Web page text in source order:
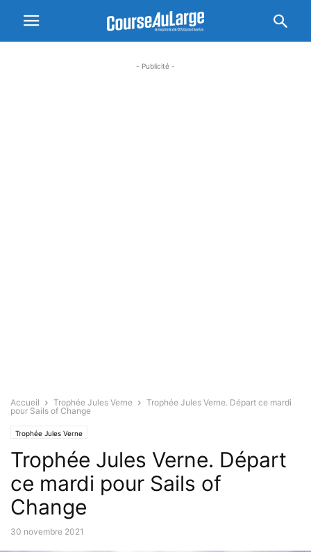
- Publicité -
Accueil Trophée Jules Verne
Trophée Jules Verne. Départ ce mardi
pour Sails of Change
Trophée Jules Verne
Trophée Jules Verne. Départ
ce mardi pour Sails of
Change
30 novembre 2021